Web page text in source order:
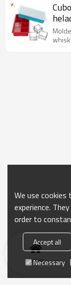
Inicio
We use
experience.
order to
Accept all
Necessary